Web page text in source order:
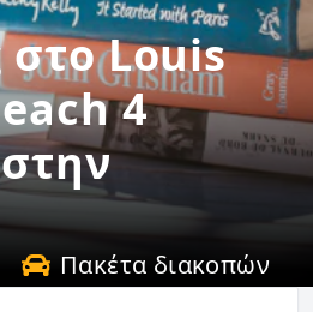
στο Louis
4
Πακέτα διακοπών